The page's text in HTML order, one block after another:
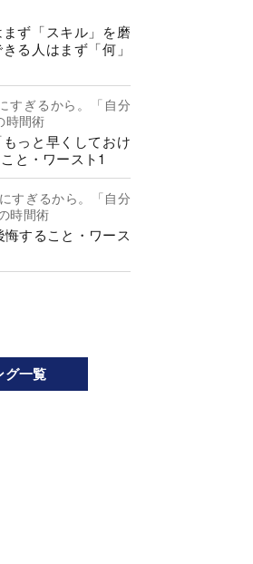
ず「スキル」を磨
る人はまず「何」
すぎるから。「自分
時間術
っと早くしておけ
と・ワースト1
すぎるから。「自分
時間術
すること・ワース
グ一覧